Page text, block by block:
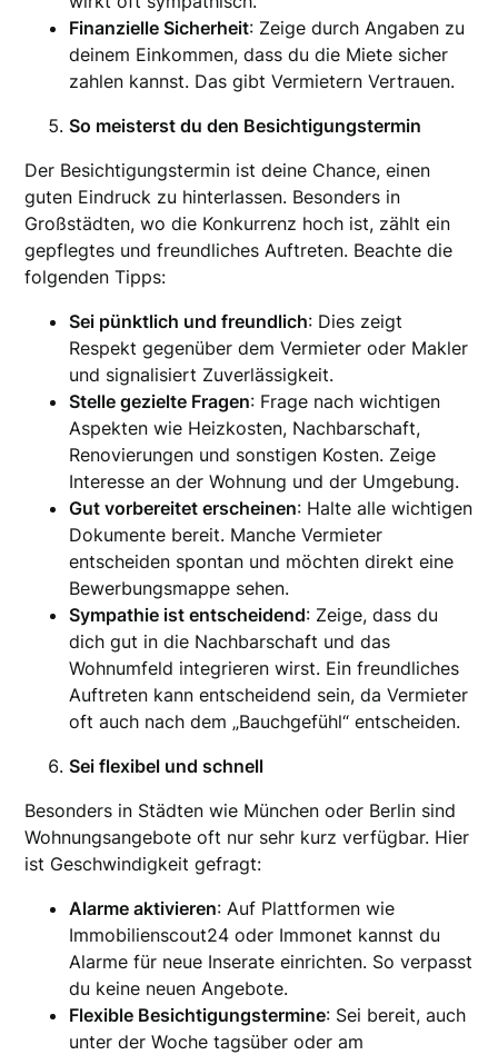
Finanzielle Sicherheit: Zeige durch Angaben zu
deinem Einkommen, dass du die Miete sicher
zahlen kannst. Das gibt Vermietern Vertrauen.
So meisterst du den Besichtigungstermin
Der Besichtigungstermin ist deine Chance, einen
guten Eindruck zu hinterlassen. Besonders in
Großstädten, wo die Konkurrenz hoch ist, zählt ein
gepflegtes und freundliches Auftreten. Beachte die
folgenden Tipps:
Sei pünktlich und freundlich: Dies zeigt
Respekt gegenüber dem Vermieter oder Makler
und signalisiert Zuverlässigkeit.
Stelle gezielte Fragen: Frage nach wichtigen
Aspekten wie Heizkosten, Nachbarschaft,
Renovierungen und sonstigen Kosten. Zeige
Interesse an der Wohnung und der Umgebung.
Gut vorbereitet erscheinen: Halte alle wichtigen
Dokumente bereit. Manche Vermieter
entscheiden spontan und möchten direkt eine
Bewerbungsmappe sehen.
Sympathie ist entscheidend: Zeige, dass du
dich gut in die Nachbarschaft und das
Wohnumfeld integrieren wirst. Ein freundliches
Auftreten kann entscheidend sein, da Vermieter
oft auch nach dem „Bauchgefühl“ entscheiden.
Sei flexibel und schnell
Besonders in Städten wie München oder Berlin sind
Wohnungsangebote oft nur sehr kurz verfügbar. Hier
ist Geschwindigkeit gefragt:
Alarme aktivieren: Auf Plattformen wie
Immobilienscout24 oder Immonet kannst du
Alarme für neue Inserate einrichten. So verpasst
du keine neuen Angebote.
Flexible Besichtigungstermine: Sei bereit, auch
unter der Woche tagsüber oder am